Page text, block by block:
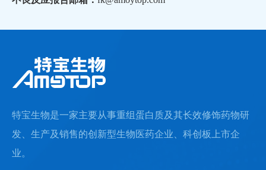
特宝生物是一家主要从事重组蛋白质及其长效修饰药物研
发、生产及销售的创新型生物医药企业、科创板上市企
业。